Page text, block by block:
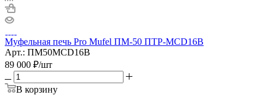
Муфельная печь Pro Mufel ПМ-50 ПТР-MCD16B
Арт.: ПМ50MCD16B
89 000 ₽/шт
В корзину